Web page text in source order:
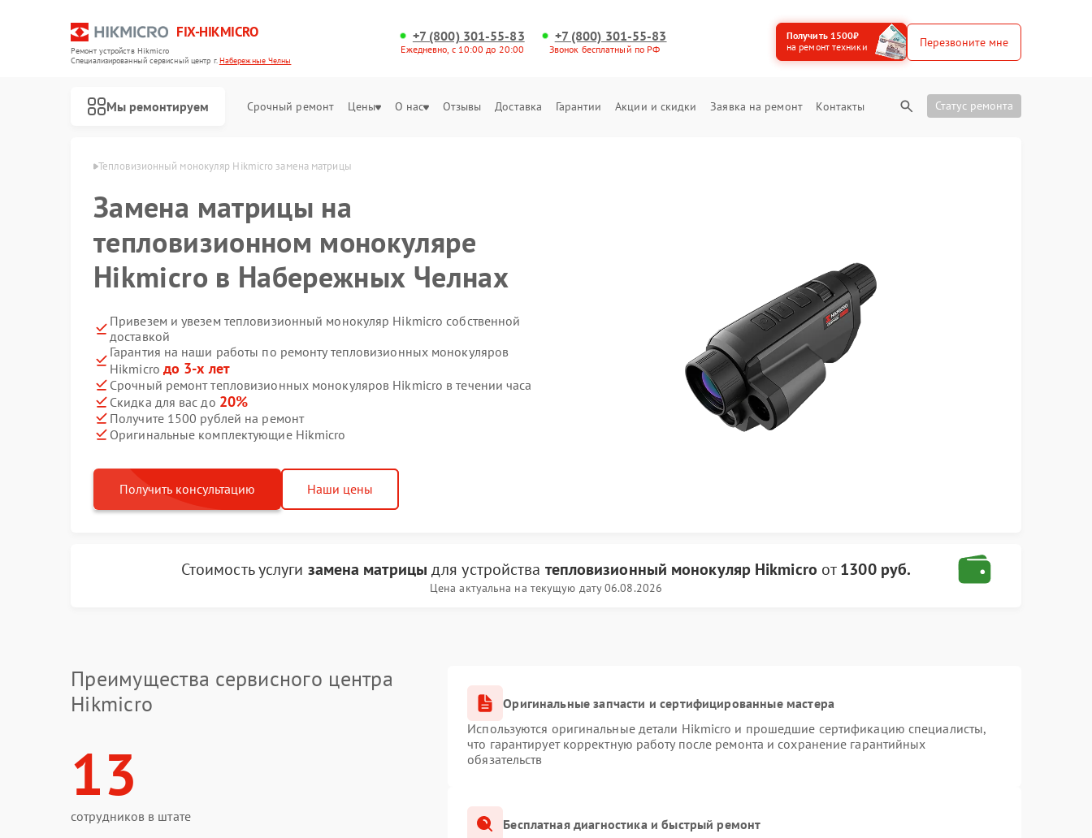
FIX-HIKMICRO
Ремонт устройств Hikmicro
Специализированный cервисный центр г.Набережные Челны
+7 (800) 301-55-83
Ежедневно, с 10:00 до 20:00
+7 (800) 301-55-83
Звонок бесплатный по РФ
Получить 1500₽
на ремонт техники
Перезвоните мне
Мы ремонтируем Срочный ремонт Цены О нас Отзывы Доставка Гарантии Акции и скидки Заявка на ремонт Контакты Статус ремонта
Тепловизионный монокуляр Hikmicro замена матрицы
Замена матрицы на
тепловизионном монокуляре
Hikmicro в Набережных Челнах
Привезем и увезем тепловизионный монокуляр Hikmicro собственной
доставкой
Гарантия на наши работы по ремонту тепловизионных монокуляров
Hikmicro до 3-х лет
Срочный ремонт тепловизионных монокуляров Hikmicro в течении часа
Скидка для вас до 20%
Получите 1500 рублей на ремонт
Оригинальные комплектующие Hikmicro
Получить консультацию Наши цены
Стоимость услуги замена матрицы для устройства тепловизионный монокуляр Hikmicro от1300 руб.
Цена актуальна на текущую дату 06.08.2026
Преимущества сервисного центра
Hikmicro
13
сотрудников в штате
Оригинальные запчасти и сертифицированные мастера
Используются оригинальные детали Hikmicro и прошедшие сертификацию специалисты,
что гарантирует корректную работу после ремонта и сохранение гарантийных
обязательств
Бесплатная диагностика и быстрый ремонт